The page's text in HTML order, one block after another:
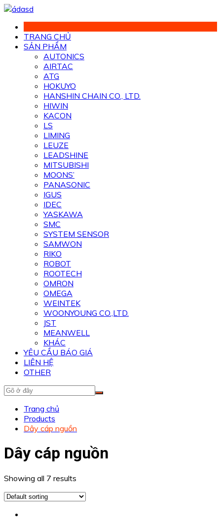
Chuyển
phần
dung
TRANG CHỦ
SẢN PHẨM
AUTONICS
AIRTAC
ATG
HOKUYO
HANSHIN CHAIN CO., LTD.
HIWIN
KACON
LS
LIMING
LEUZE
LEADSHINE
MITSUBISHI
MOONS’
PANASONIC
IGUS
IDEC
YASKAWA
SMC
SYSTEM SENSOR
SAMWON
RIKO
ROBOT
ROOTECH
OMRON
OMEGA
WEINTEK
WOONYOUNG CO.,LTD.
JST
MEANWELL
KHÁC
YÊU CẦU BÁO GIÁ
LIÊN HỆ
OTHER
Trang chủ
Products
Dây cáp nguồn
Dây cáp nguồn
Showing all 7 results